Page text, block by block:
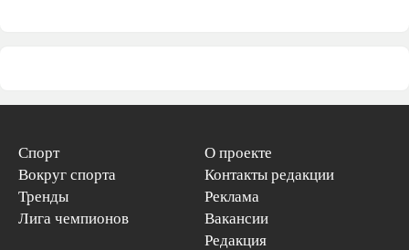
Спорт
Вокруг спорта
Тренды
Лига чемпионов
О проекте
Контакты редакции
Реклама
Вакансии
Редакция